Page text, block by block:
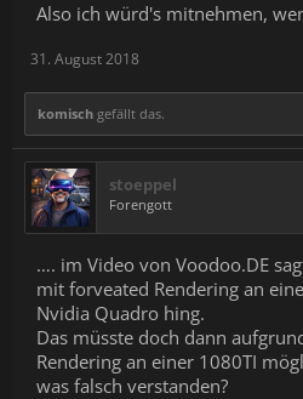
Also ich würd's mitnehmen,
31. August 2018
komisch gefällt das.
stoeppel
Forengott
…. im Video von Voodoo.DE
mit forveated Rendering an
Nvidia Quadro hing.
Das müsste doch dann
Rendering an einer 1080TI
was falsch verstanden?